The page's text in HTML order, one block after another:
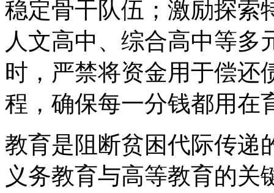
稳定骨干队伍；激励探索
人文高中、综合高中等多
时，严禁将资金用于偿还
程，确保每一分钱都用在
教育是阻断贫困代际传递
义务教育与高等教育的关